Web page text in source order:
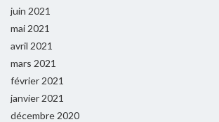
juin 2021
mai 2021
avril 2021
mars 2021
février 2021
janvier 2021
décembre 2020